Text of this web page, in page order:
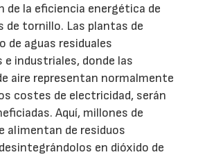
de la eficiencia energética de
de tornillo. Las plantas de
de aguas residuales
e industriales, donde las
aire representan normalmente
costes de electricidad, serán
Aquí, millones de
alimentan de residuos
en dióxido de